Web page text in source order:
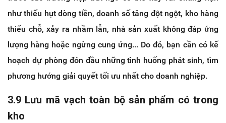
như thiếu hụt dòng tiền, doanh số tăng đột ngột, kho hàng
thiếu chỗ, xảy ra nhầm lẫn, nhà sản xuất không đáp ứng
lượng hàng hoặc ngừng cung ứng... Do đó, bạn cần có kế
hoạch dự phòng đón đầu những tình huống phát sinh, tìm
phương hướng giải quyết tối ưu nhất cho doanh nghiệp.
3.9 Lưu mã vạch toàn bộ sản phẩm có trong
kho